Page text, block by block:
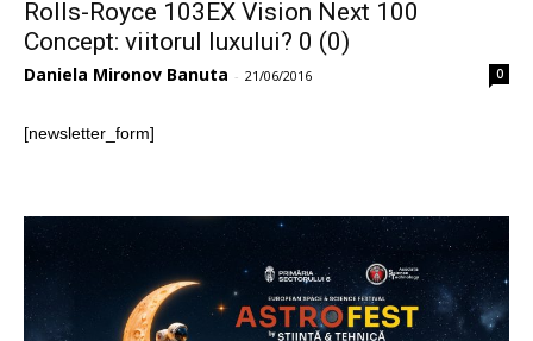
Rolls-Royce 103EX Vision Next 100
Concept: viitorul luxului? 0 (0)
Daniela Mironov Banuta - 21/06/2016 0
[newsletter_form]